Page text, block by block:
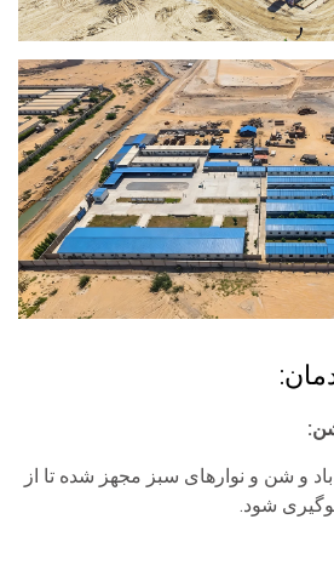
و شن و نوارهای سبز مجهز شده تا از
شود.